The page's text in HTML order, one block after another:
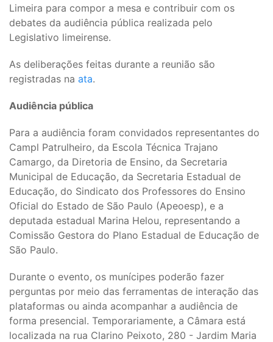
Limeira para compor a mesa e contribuir com os
debates da audiência pública realizada pelo
Legislativo limeirense.
As deliberações feitas durante a reunião são
registradas na ata.
Audiência pública
Para a audiência foram convidados representantes do
Campl Patrulheiro, da Escola Técnica Trajano
Camargo, da Diretoria de Ensino, da Secretaria
Municipal de Educação, da Secretaria Estadual de
Educação, do Sindicato dos Professores do Ensino
Oficial do Estado de São Paulo (Apeoesp), e a
deputada estadual Marina Helou, representando a
Comissão Gestora do Plano Estadual de Educação de
São Paulo.
Durante o evento, os munícipes poderão fazer
perguntas por meio das ferramentas de interação das
plataformas ou ainda acompanhar a audiência de
forma presencial. Temporariamente, a Câmara está
localizada na rua Clarino Peixoto, 280 - Jardim Maria